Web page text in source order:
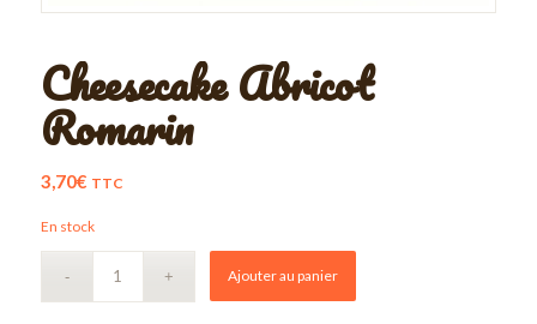
Cheesecake Abricot
Romarin
3,70€ TTC
En stock
Ajouter au panier